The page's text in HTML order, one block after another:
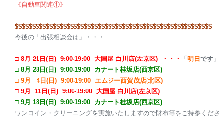
《自動車関連①》
$$$$$$$$$$$$$$$$$$$$$$$$$$$$$$$$$$$$$$$$$$$$$$$$$$$$$$$$$
今後の「出張相談会は」・・・
□ 8月 21日(日) 9:00-19:00 大国屋 白川店(左京区) ・・・ 「明日です」
□ 8月 28日(日) 9:00-19:00 カナート桂坂店(西京区)
□ 9月 4日(日) 9:00-19:00 エムジー西賀茂店(北区)
□ 9月 11日(日) 9:00-19:00 大国屋 白川店(左京区)
□ 9月 18日(日) 9:00-19:00 カナート桂坂店(西京区)
ワンコイン・クリーニングを実施いたしますので財布等をご持参くださ